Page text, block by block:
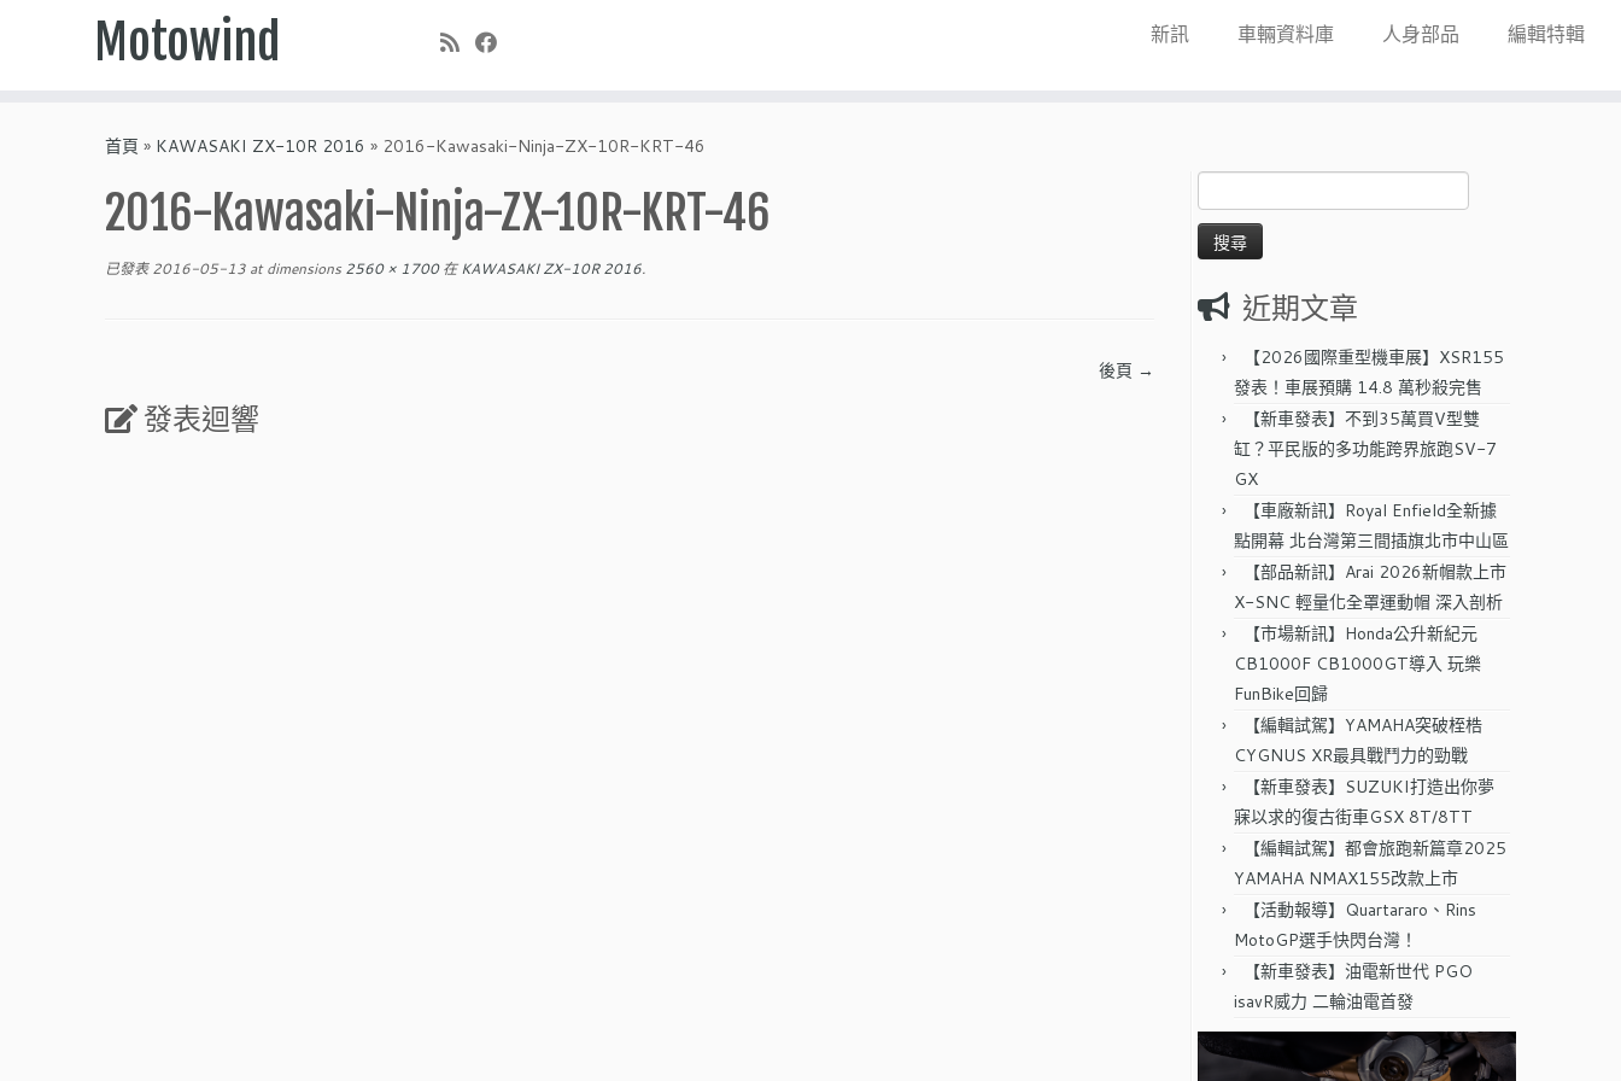
Motowind 新訊 車輛資料庫 人身部品 編輯特輯
首頁 » KAWASAKI ZX-10R 2016 » 2016-Kawasaki-Ninja-ZX-10R-KRT-46
2016-Kawasaki-Ninja-ZX-10R-KRT-46
已發表 2016-05-13 at dimensions 2560 × 1700在KAWASAKI ZX-10R 2016.
後頁 →
發表迴響
尋
鍵
近期文章
【2026國際重型機車展】XSR155
發表！車展預購 14.8 萬秒殺完售
【新車發表】不到35萬買V型雙
缸？平民版的多功能跨界旅跑SV-7
GX
【車廠新訊】Royal Enfield全新據
點開幕 北台灣第三間插旗北市中山區
【部品新訊】Arai 2026新帽款上市
X-SNC 輕量化全罩運動帽 深入剖析
【市場新訊】Honda公升新紀元
CB1000F CB1000GT導入 玩樂
FunBike回歸
【編輯試駕】YAMAHA突破桎梏
CYGNUS XR最具戰鬥力的勁戰
【新車發表】SUZUKI打造出你夢
寐以求的復古街車GSX 8T/8TT
【編輯試駕】都會旅跑新篇章2025
YAMAHA NMAX155改款上市
【活動報導】Quartararo、Rins
MotoGP選手快閃台灣！
【新車發表】油電新世代 PGO
isavR威力 二輪油電首發